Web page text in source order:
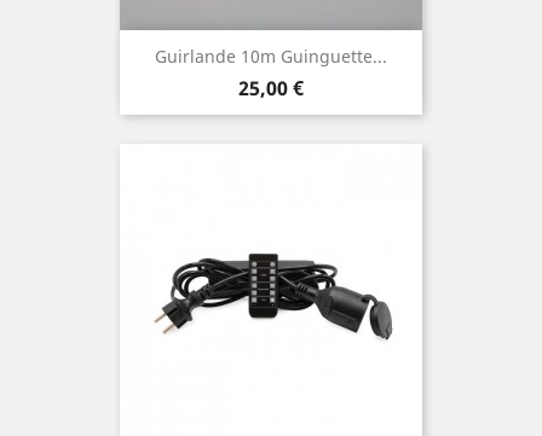
Guirlande 10m Guinguette...
Prix
25,00 €